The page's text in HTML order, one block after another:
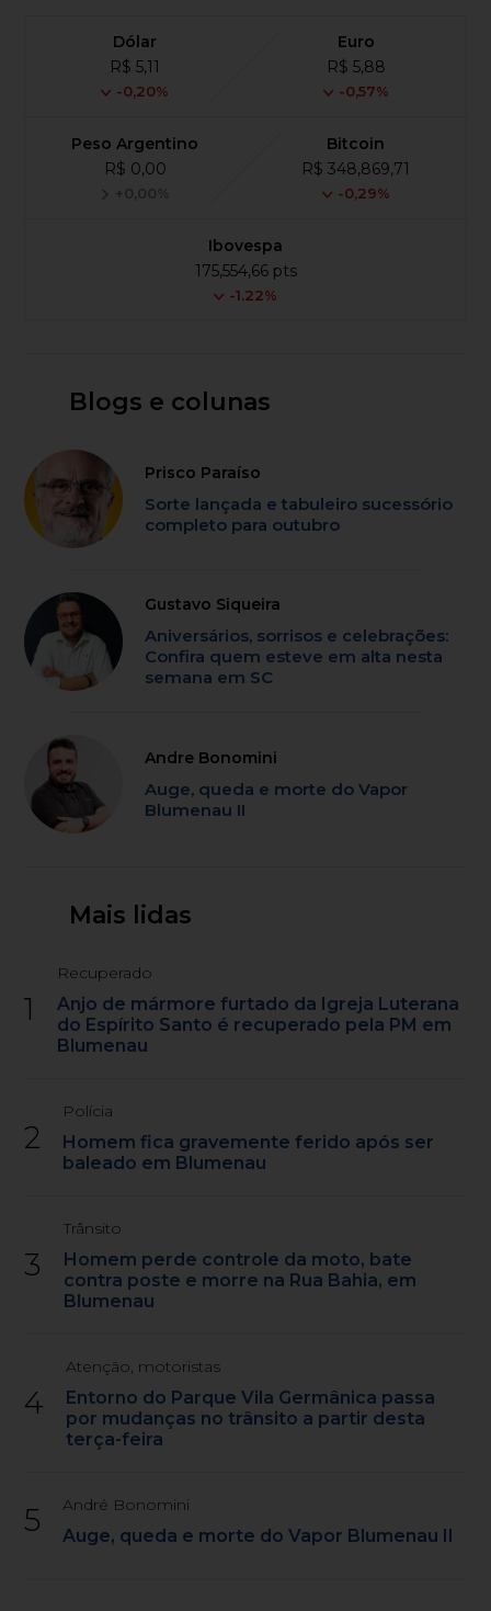
Dólar
R$ 5,11
-0,20%
Euro
R$ 5,88
-0,57%
Peso Argentino
R$ 0,00
+0,00%
Bitcoin
R$ 348,869,71
-0,29%
Ibovespa
175,554,66 pts
-1.22%
Blogs e colunas
Prisco Paraíso
Sorte lançada e tabuleiro sucessório
completo para outubro
Gustavo Siqueira
Aniversários, sorrisos e celebrações:
Confira quem esteve em alta nesta
semana em SC
Andre Bonomini
Auge, queda e morte do Vapor
Blumenau II
Mais lidas
1
Recuperado
Anjo de mármore furtado da Igreja Luterana
do Espírito Santo é recuperado pela PM em
Blumenau
2
Polícia
Homem fica gravemente ferido após ser
baleado em Blumenau
3
Trânsito
Homem perde controle da moto, bate
contra poste e morre na Rua Bahia, em
Blumenau
4
Atenção, motoristas
Entorno do Parque Vila Germânica passa
por mudanças no trânsito a partir desta
terça-feira
5 André Bonomini
Auge, queda e morte do Vapor Blumenau II